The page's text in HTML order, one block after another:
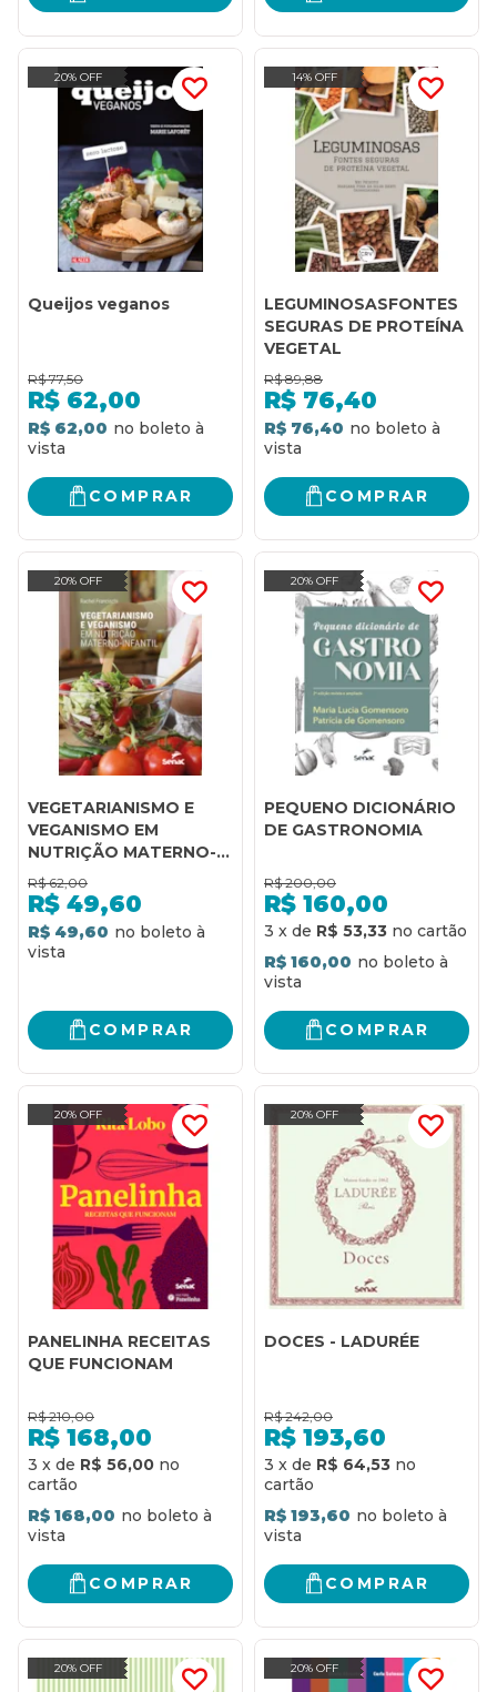
20% OFF
Queijos veganos
R$ 77,50
R$ 62,00
R$ 62,00
COMPRAR
14% OFF
LEGUMINOSASFONTES
SEGURAS DE PROTEÍNA
VEGETAL
R$ 89,88
R$ 76,40
R$ 76,40
COMPRAR
20% OFF
VEGETARIANISMO E
VEGANISMO EM
NUTRIÇÃO MATERNO-
INFANTIL
R$ 62,00
R$ 49,60
R$ 49,60
COMPRAR
20% OFF
PEQUENO DICIONÁRIO
DE GASTRONOMIA
R$ 200,00
R$ 160,00
3 x de R$ 53,33
R$ 160,00
COMPRAR
20% OFF
PANELINHA RECEITAS
QUE FUNCIONAM
R$ 210,00
R$ 168,00
3 x de R$ 56,00
R$ 168,00
COMPRAR
20% OFF
DOCES - LADURÉE
R$ 242,00
R$ 193,60
3 x de R$ 64,53
R$ 193,60
COMPRAR
20% OFF 20% OFF